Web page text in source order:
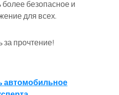
более безопасное и
для всех.
прочтение!
автомобильное